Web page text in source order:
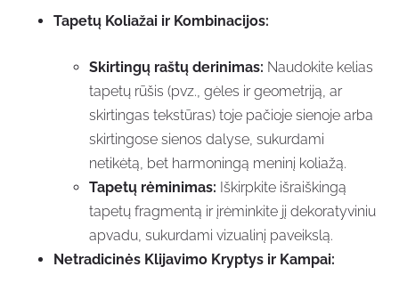
Tapetų Koliažai ir Kombinacijos:
Skirtingų raštų derinimas: Naudokite kelias
tapetų rūšis (pvz., gėles ir geometriją, ar
skirtingas tekstūras) toje pačioje sienoje arba
skirtingose sienos dalyse, sukurdami
netikėtą, bet harmoningą meninį koliažą.
Tapetų rėminimas: Iškirpkite išraiškingą
tapetų fragmentą ir įrėminkite jį dekoratyviniu
apvadu, sukurdami vizualinį paveikslą.
Netradicinės Klijavimo Kryptys ir Kampai: